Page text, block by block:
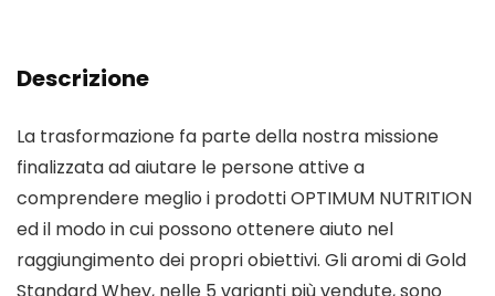
Descrizione
La trasformazione fa parte della nostra missione
finalizzata ad aiutare le persone attive a
comprendere meglio i prodotti OPTIMUM NUTRITION
ed il modo in cui possono ottenere aiuto nel
raggiungimento dei propri obiettivi. Gli aromi di Gold